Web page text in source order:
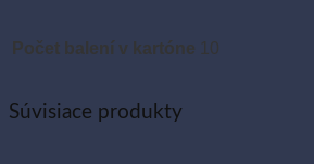
Počet balení v kartóne 10
Súvisiace produkty